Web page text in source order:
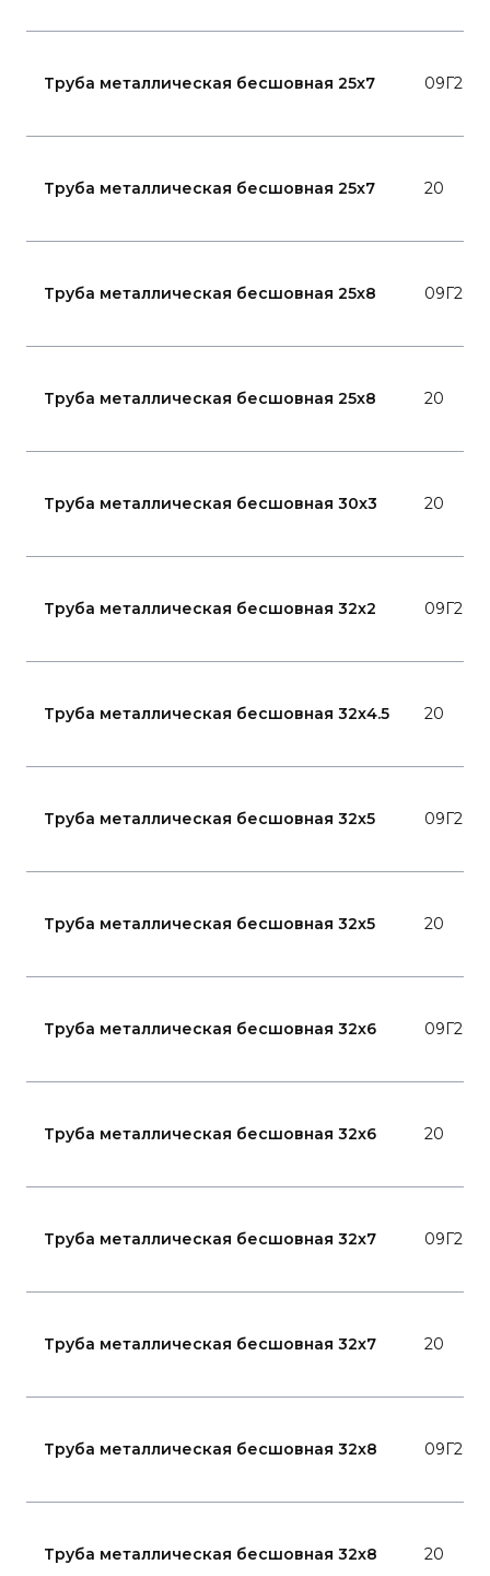
Труба металлическая бесшовная 25x7 09Г2С
Труба металлическая бесшовная 25x7 20
Труба металлическая бесшовная 25x8 09Г2С
Труба металлическая бесшовная 25x8 20
Труба металлическая бесшовная 30x3 20
Труба металлическая бесшовная 32x2 09Г2С
Труба металлическая бесшовная 32x4.5 20
Труба металлическая бесшовная 32x5 09Г2С
Труба металлическая бесшовная 32x5 20
Труба металлическая бесшовная 32x6 09Г2С
Труба металлическая бесшовная 32x6 20
Труба металлическая бесшовная 32x7 09Г2С
Труба металлическая бесшовная 32x7 20
Труба металлическая бесшовная 32x8 09Г2С
Труба металлическая бесшовная 32x8 20